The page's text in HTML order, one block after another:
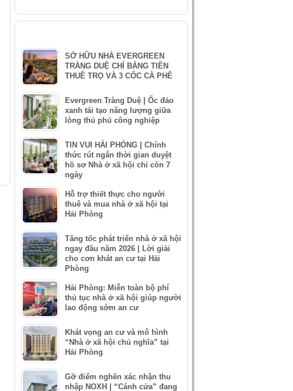
SỞ HỮU NHÀ EVERGREEN
TRÀNG DUỆ CHỈ BẰNG TIỀN
THUÊ TRỌ VÀ 3 CỐC CÀ PHÊ
Evergreen Tràng Duệ | Ốc đảo
xanh tái tạo năng lượng giữa
lòng thủ phủ công nghiệp
TIN VUI HẢI PHÒNG | Chính
thức rút ngắn thời gian duyệt
hồ sơ Nhà ở xã hội chỉ còn 7
ngày
Hỗ trợ thiết thực cho người
thuê và mua nhà ở xã hội tại
Hải Phòng
Tăng tốc phát triển nhà ở xã hội
ngay đầu năm 2026 | Lời giải
cho cơn khát an cư tại Hải
Phòng
Hải Phòng: Miễn toàn bộ phí
thủ tục nhà ở xã hội giúp người
lao động sớm an cư
Khát vọng an cư và mô hình
“Nhà ở xã hội chủ nghĩa” tại
Hải Phòng
Gỡ điểm nghẽn xác nhận thu
nhập NOXH | “Cánh cửa” đang